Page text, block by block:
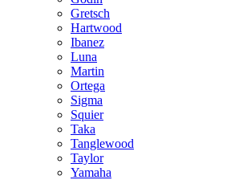
Gretsch
Hartwood
Ibanez
Luna
Martin
Ortega
Sigma
Squier
Taka
Tanglewood
Taylor
Yamaha